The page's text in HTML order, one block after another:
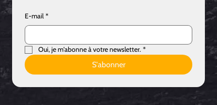
E-mail *
Oui, je m'abonne à votre newsletter. *
S'abonner